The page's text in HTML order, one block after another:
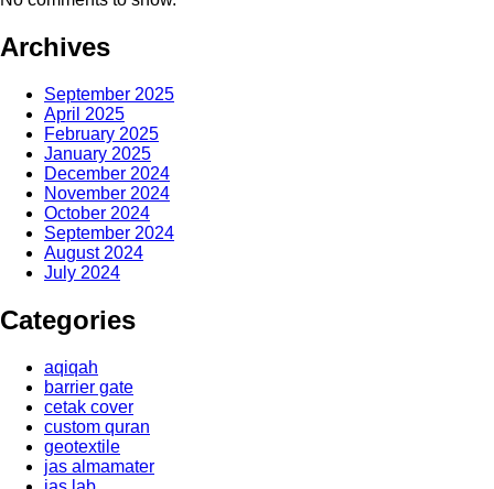
Archives
September 2025
April 2025
February 2025
January 2025
December 2024
November 2024
October 2024
September 2024
August 2024
July 2024
Categories
aqiqah
barrier gate
cetak cover
custom quran
geotextile
jas almamater